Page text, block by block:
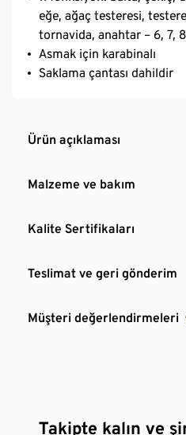
eğe, ağaç testeresi,
tornavida, anahtar – 6, 7,
Asmak için karabinalı
Saklama çantası dahildir
Ürün açıklaması
Malzeme ve bakım
Kalite Sertifikaları
Teslimat ve geri gönderim
Müşteri değerlendirmeleri
Takipte kalın ve